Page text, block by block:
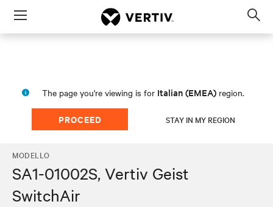
Menu
The page you're viewing is for Italian (EMEA) region.
PROCEED STAY IN MY REGION
MODELLO
SA1-01002S, Vertiv Geist
SwitchAir